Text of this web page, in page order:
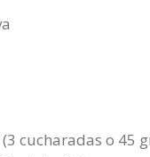
cucharadas o 45